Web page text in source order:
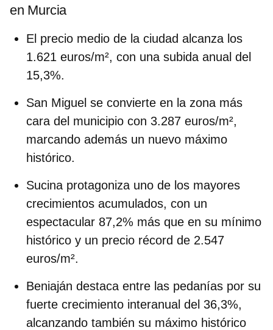
en Murcia
El precio medio de la ciudad alcanza los
1.621 euros/m², con una subida anual del
15,3%.
San Miguel se convierte en la zona más
cara del municipio con 3.287 euros/m²,
marcando además un nuevo máximo
histórico.
Sucina protagoniza uno de los mayores
crecimientos acumulados, con un
espectacular 87,2% más que en su mínimo
histórico y un precio récord de 2.547
euros/m².
Beniaján destaca entre las pedanías por su
fuerte crecimiento interanual del 36,3%,
alcanzando también su máximo histórico